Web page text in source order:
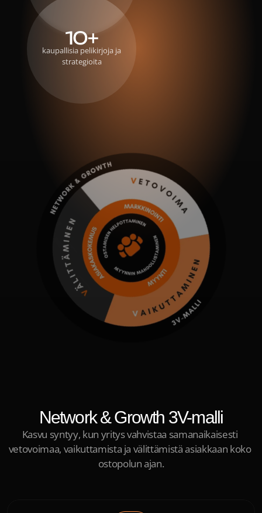
10+
strategioita
Network & Growth 3V-malli
Kasvu syntyy, kun yritys vahvistaa samanaikaisesti
vetovoimaa, vaikuttamista ja välittämistä asiakkaan koko
ostopolun ajan.